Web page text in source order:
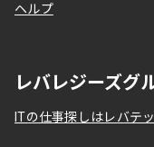
ヘルプ
レバレジーズグ
ITの仕事探しはレバテ